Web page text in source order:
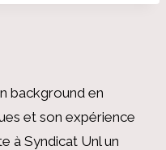
background en
et son expérience
à Syndicat Unl un